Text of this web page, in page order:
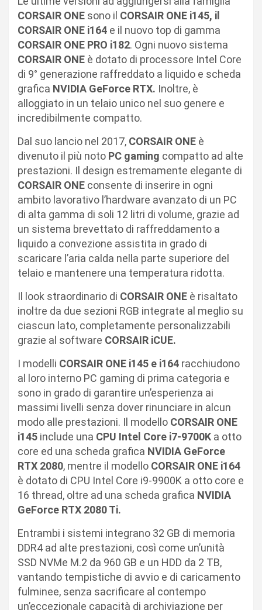
CORSAIR ONE sono il CORSAIR ONE i145, il
CORSAIR ONE i164 e il nuovo top di gamma
CORSAIR ONE PRO i182. Ogni nuovo sistema
CORSAIR ONE è dotato di processore Intel Core
di 9° generazione raffreddato a liquido e scheda
grafica NVIDIA GeForce RTX. Inoltre, è
alloggiato in un telaio unico nel suo genere e
incredibilmente compatto.
Dal suo lancio nel 2017, CORSAIR ONE è
divenuto il più noto PC gaming compatto ad alte
prestazioni. Il design estremamente elegante di
CORSAIR ONE consente di inserire in ogni
ambito lavorativo l’hardware avanzato di un PC
di alta gamma di soli 12 litri di volume, grazie ad
un sistema brevettato di raffreddamento a
liquido a convezione assistita in grado di
scaricare l’aria calda nella parte superiore del
telaio e mantenere una temperatura ridotta.
Il look straordinario di CORSAIR ONE è risaltato
inoltre da due sezioni RGB integrate al meglio su
ciascun lato, completamente personalizzabili
grazie al software CORSAIR iCUE.
I modelli CORSAIR ONE i145 e i164 racchiudono
al loro interno PC gaming di prima categoria e
sono in grado di garantire un’esperienza ai
massimi livelli senza dover rinunciare in alcun
modo alle prestazioni. Il modello CORSAIR ONE
i145 include una CPU Intel Core i7-9700K a otto
core ed una scheda grafica NVIDIA GeForce
RTX 2080, mentre il modello CORSAIR ONE i164
è dotato di CPU Intel Core i9-9900K a otto core e
16 thread, oltre ad una scheda grafica NVIDIA
GeForce RTX 2080 Ti.
Entrambi i sistemi integrano 32 GB di memoria
DDR4 ad alte prestazioni, così come un’unità
SSD NVMe M.2 da 960 GB e un HDD da 2 TB,
vantando tempistiche di avvio e di caricamento
fulminee, senza sacrificare al contempo
un’eccezionale capacità di archiviazione per